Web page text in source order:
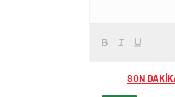
SON